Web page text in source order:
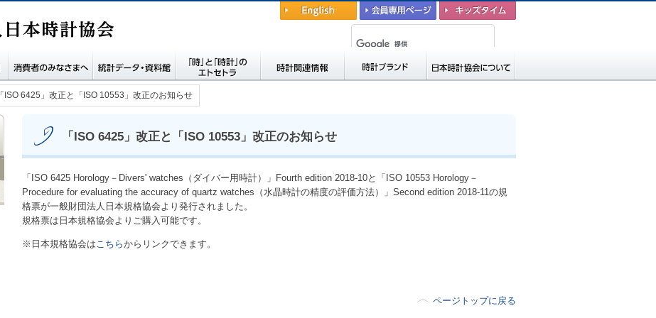
会員専用ページ キッズタイム
消費者の皆さまへ 統計データ・資料館時と時計のエトセト
ラ
「ISO 6425」改正と「ISO 10553」改正のお知らせ
「ISO 6425」改正と「ISO 10553」改正のお知らせ
「ISO 6425 Horology－Divers' watches（ダイバー用時計）」Fourth edition 2018-10と「ISO 10553 Horology－
Procedure for evaluating the accuracy of quartz watches（水晶時計の精度の評価方法）」Second edition 2018-11の規
格票が一般財団法人日本規格協会より発行されました。
規格票は日本規格協会よりご購入可能です。
※日本規格協会はこちらからリンクできます。
ページトップに戻る